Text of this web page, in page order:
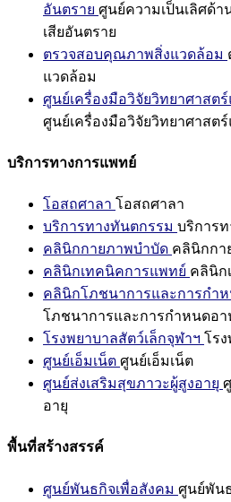
อันตราย ศูนย์ความเป็นเลิศด้า
เสียอันตราย
ตรวจสอบคุณภาพสิ่งแวดล้อม
แวดล้อม
ศูนย์เครื่องมือวิจัยวิทยาศาสตร์
ศูนย์เครื่องมือวิจัยวิทยาศาสตร์
บริการทางการแพทย์
โอสถศาลา โอสถศาลา
บริการทางทันตกรรม บริการ
คลินิกกายภาพบำบัด คลินิกกา
คลินิกเทคนิคการแพทย์ คลินิก
คลินิกโภชนาการและการกำ
โภชนาการและการกำหนดอา
โรงพยาบาลสัตว์เล็กจุฬาฯ โร
ศูนย์เอ็มเน็ต ศูนย์เอ็มเน็ต
ศูนย์ส่งเสริมสุขภาวะผู้สูงอายุ
อายุ
พื้นที่สร้างสรรค์
ศูนย์พันธกิจเพื่อสังคม ศูนย์พัน